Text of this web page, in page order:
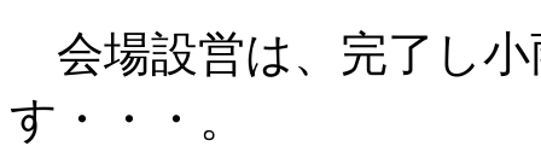
会場設営は、完了し小
す・・・。